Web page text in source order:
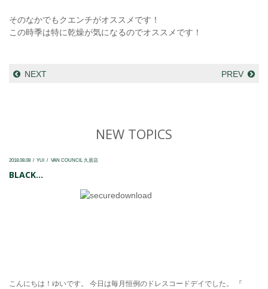
そのなかでもクエンチがオススメです！
この時季は特に乾燥が気になるのでオススメです！
NEXT PREV
NEW TOPICS
2018.08.08 YUI VAN COUNCIL 久居店
BLACK...
こんにちは！ゆいです。 今日は毎月恒例のドレスコードデイでした。 『